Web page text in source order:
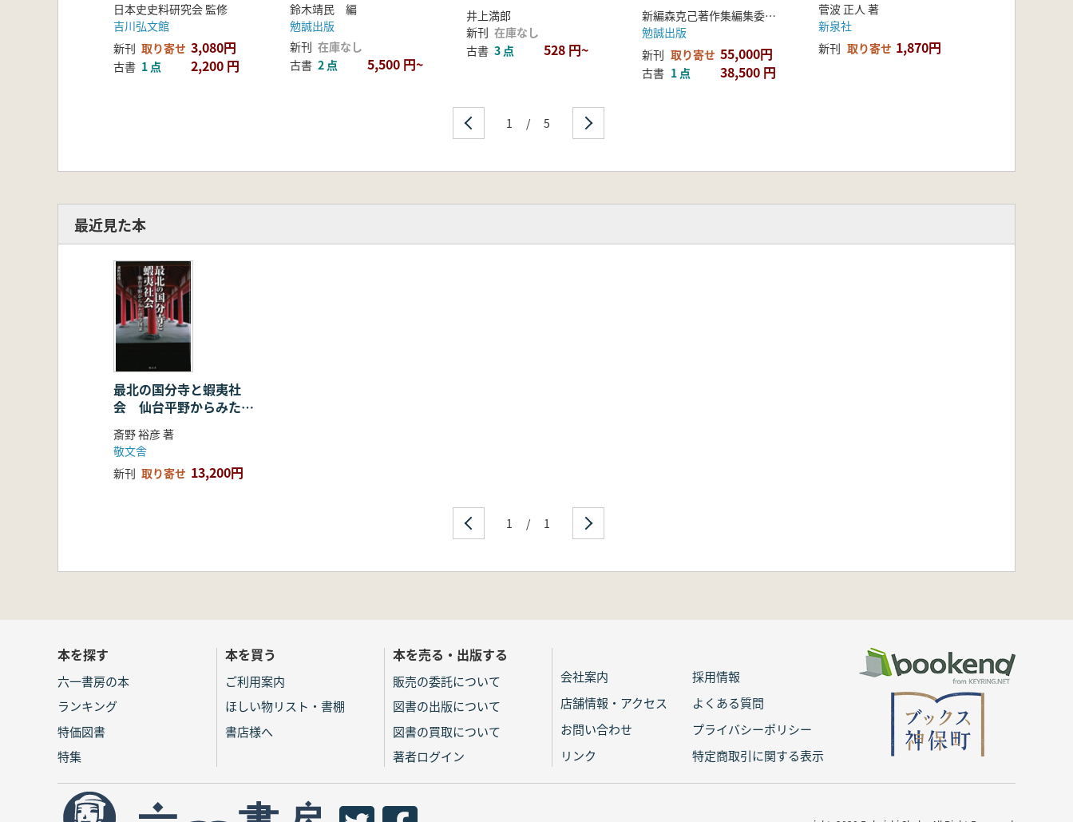
日本史史料研究会 監修
吉川弘文館
新刊 取り寄せ 3,080円
古書 1 点 2,200 円
鈴木靖民 編
勉誠出版
新刊 在庫なし
古書 2 点 5,500 円~
井上満郎
新刊 在庫なし
古書 3 点 528 円~
新編森克己著作集編集委員会 編
勉誠出版
新刊 取り寄せ 55,000円
古書 1 点 38,500 円
菅波 正人 著
新泉社
新刊 取り寄せ 1,870円
1 / 5
最近見た本
最北の国分寺と蝦夷社
会 仙台平野からみた律
令国家
斎野 裕彦 著
敬文舎
新刊 取り寄せ 13,200円
1 / 1
本を探す
六一書房の本
ランキング
特価図書
特集
本を買う
ご利用案内
ほしい物リスト・書棚
書店様へ
本を売る・出版する
販売の委託について
図書の出版について
図書の買取について
著者ログイン
会社案内
採用情報
店舗情報・アクセス
よくある質問
お問い合わせ
プライバシーポリシー
リンク
特定商取引に関する表示